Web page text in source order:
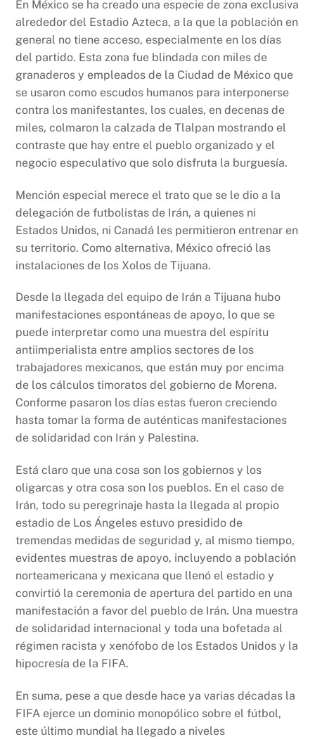
En México se ha creado una especie de zona exclusiva
alrededor del Estadio Azteca, a la que la población en
general no tiene acceso, especialmente en los días
del partido. Esta zona fue blindada con miles de
granaderos y empleados de la Ciudad de México que
se usaron como escudos humanos para interponerse
contra los manifestantes, los cuales, en decenas de
miles, colmaron la calzada de Tlalpan mostrando el
contraste que hay entre el pueblo organizado y el
negocio especulativo que solo disfruta la burguesía.
Mención especial merece el trato que se le dio a la
delegación de futbolistas de Irán, a quienes ni
Estados Unidos, ni Canadá les permitieron entrenar en
su territorio. Como alternativa, México ofreció las
instalaciones de los Xolos de Tijuana.
Desde la llegada del equipo de Irán a Tijuana hubo
manifestaciones espontáneas de apoyo, lo que se
puede interpretar como una muestra del espíritu
antiimperialista entre amplios sectores de los
trabajadores mexicanos, que están muy por encima
de los cálculos timoratos del gobierno de Morena.
Conforme pasaron los días estas fueron creciendo
hasta tomar la forma de auténticas manifestaciones
de solidaridad con Irán y Palestina.
Está claro que una cosa son los gobiernos y los
oligarcas y otra cosa son los pueblos. En el caso de
Irán, todo su peregrinaje hasta la llegada al propio
estadio de Los Ángeles estuvo presidido de
tremendas medidas de seguridad y, al mismo tiempo,
evidentes muestras de apoyo, incluyendo a población
norteamericana y mexicana que llenó el estadio y
convirtió la ceremonia de apertura del partido en una
manifestación a favor del pueblo de Irán. Una muestra
de solidaridad internacional y toda una bofetada al
régimen racista y xenófobo de los Estados Unidos y la
hipocresía de la FIFA.
En suma, pese a que desde hace ya varias décadas la
FIFA ejerce un dominio monopólico sobre el fútbol,
este último mundial ha llegado a niveles